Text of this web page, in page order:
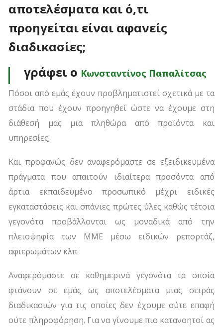
αποτελέσματα και ό,τι
προηγείται είναι αφανείς
διαδικασίες;
γράφει ο Κωνσταντίνος Παπαλίτσας
Πόσοι από εμάς έχουν προβληματιστεί σχετικά με τα
στάδια που έχουν προηγηθεί ώστε να έχουμε στη
διάθεσή μας μια πληθώρα από προϊόντα και
υπηρεσίες;
Και προφανώς δεν αναφερόμαστε σε εξειδικευμένα
πράγματα που απαιτούν ιδιαίτερα προσόντα από
άρτια εκπαιδευμένο προσωπικό μέχρι ειδικές
εγκαταστάσεις και σπάνιες πρώτες ύλες καθώς τέτοια
γεγονότα προβάλλονται ως μοναδικά από την
πλειοψηφία των ΜΜΕ μέσω ειδικών ρεπορτάζ,
αφιερωμάτων κλπ.
Αναφερόμαστε σε καθημερινά γεγονότα τα οποία
φτάνουν σε εμάς ως αποτελέσματα μιας σειράς
διαδικασιών για τις οποίες δεν έχουμε ούτε επαφή
ούτε πληροφόρηση. Για να γίνουμε πιο κατανοητοί ας